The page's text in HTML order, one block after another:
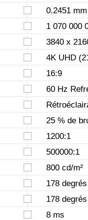
0.2451 mm
1 070 000
3840 x
4K UHD
16:9
60 Hz
25 % de
1200:1
500000:1
800 cd/m²
178 degrés
178 degrés
8 ms